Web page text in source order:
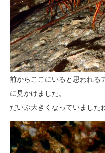
前からここにいると思われる
に見かけました。
だいぶ大きくなっていました